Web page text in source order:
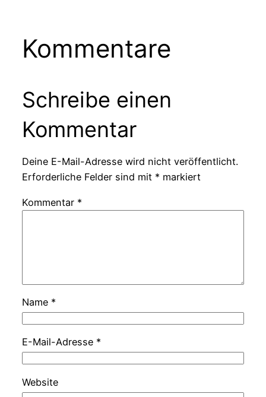
Kommentare
Schreibe einen
Kommentar
Deine E-Mail-Adresse wird nicht veröffentlicht.
Erforderliche Felder sind mit * markiert
Kommentar *
Name *
E-Mail-Adresse *
Website